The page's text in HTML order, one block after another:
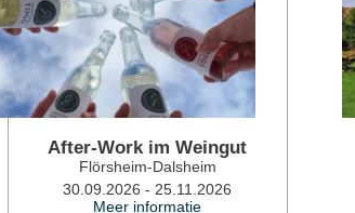
After-Work im Weingut
Flörsheim-Dalsheim
30.09.2026 - 25.11.2026
Meer informatie